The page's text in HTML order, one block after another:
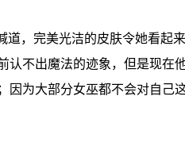
道，完美光洁的皮肤令她看起
认不出魔法的迹象，但是现在
因为大部分女巫都不会对自